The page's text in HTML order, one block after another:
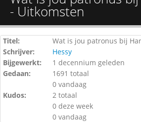
- Uitkomsten
Titel:
Wat is jou patronus bij
Schrijver:
Hessy
Bijgewerkt:
1 decennium geleden
Gedaan:
1691 totaal
0 vandaag
Kudos:
2 totaal
0 deze week
0 vandaag